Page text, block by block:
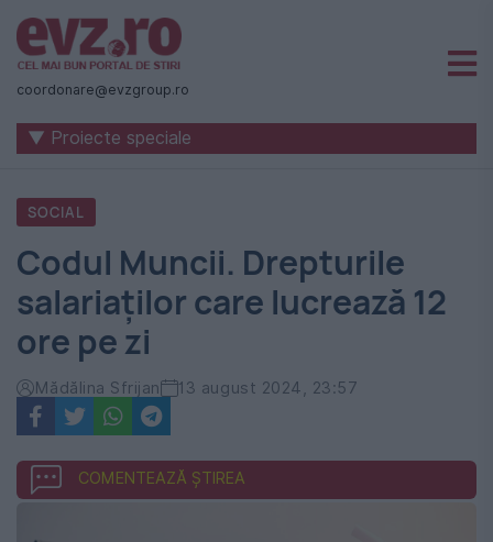
Știri
naționale
internaționale
România
-
Evenimentul
Zilei
coordonare@evzgroup.ro
▼ Proiecte speciale
SOCIAL
Codul Muncii. Drepturile
salariaților care lucrează 12
ore pe zi
Mădălina Sfrijan 13 august 2024, 23:57
COMENTEAZĂ ȘTIREA